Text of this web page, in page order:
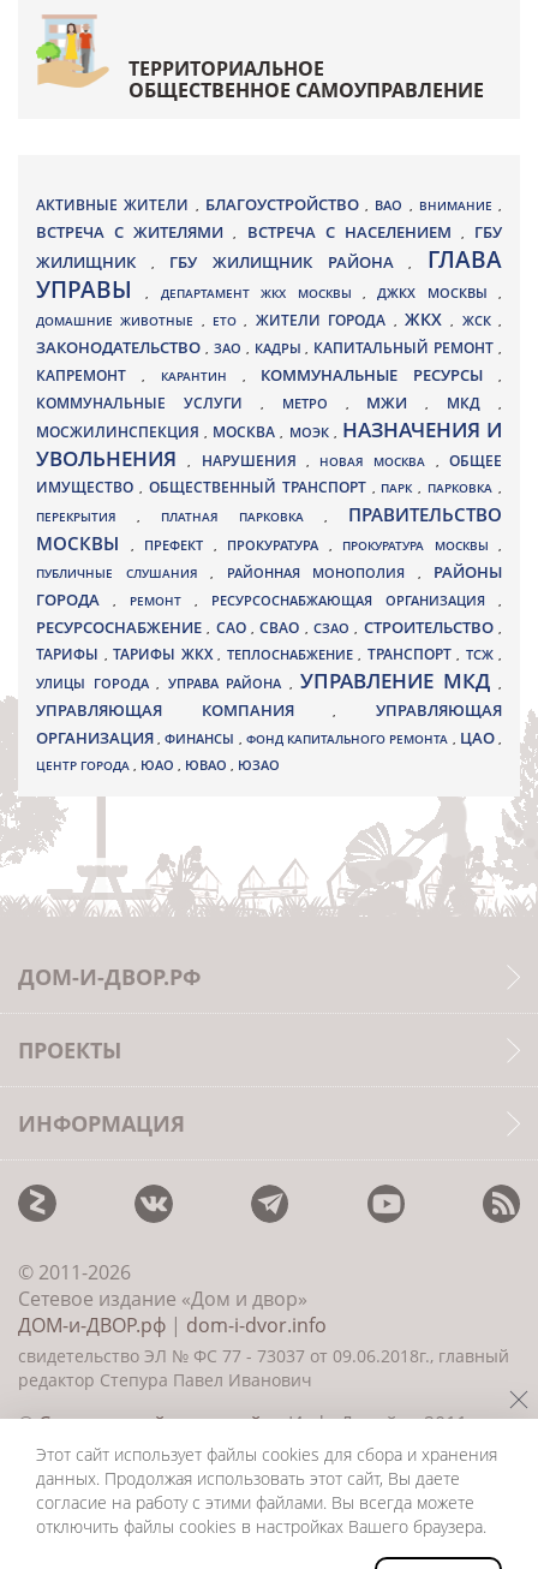
ТЕРРИТОРИАЛЬНОЕ
ОБЩЕСТВЕННОЕ САМОУПРАВЛЕНИЕ
АКТИВНЫЕ ЖИТЕЛИ , БЛАГОУСТРОЙСТВО , ВАО , ВНИМАНИЕ ,
ВСТРЕЧА С ЖИТЕЛЯМИ, ВСТРЕЧА С НАСЕЛЕНИЕМ , ГБУ
ЖИЛИЩНИК
, ГБУ ЖИЛИЩНИК РАЙОНА, ГЛАВА
УПРАВЫ, ДЕПАРТАМЕНТ ЖКХ МОСКВЫ ,ДЖКХ МОСКВЫ ,
ДОМАШНИЕ ЖИВОТНЫЕ , ЕТО, ЖИТЕЛИ ГОРОДА , ЖКХ, ЖСК,
ЗАКОНОДАТЕЛЬСТВО , ЗАО , КАДРЫ, КАПИТАЛЬНЫЙ РЕМОНТ ,
КАПРЕМОНТ , КАРАНТИН , КОММУНАЛЬНЫЕ РЕСУРСЫ,
КОММУНАЛЬНЫЕ УСЛУГИ , МЕТРО , МЖИ, МКД ,
МОСЖИЛИНСПЕКЦИЯ, МОСКВА , МОЭК , НАЗНАЧЕНИЯ И
УВОЛЬНЕНИЯ, НАРУШЕНИЯ , НОВАЯ МОСКВА ,ОБЩЕЕ
ИМУЩЕСТВО , ОБЩЕСТВЕННЫЙ ТРАНСПОРТ , ПАРК, ПАРКОВКА ,
ПЕРЕКРЫТИЯ , ПЛАТНАЯ ПАРКОВКА , ПРАВИТЕЛЬСТВО
МОСКВЫ
, ПРЕФЕКТ , ПРОКУРАТУРА , ПРОКУРАТУРА МОСКВЫ ,
ПУБЛИЧНЫЕ СЛУШАНИЯ , РАЙОННАЯ МОНОПОЛИЯ , РАЙОНЫ
ГОРОДА
, РЕМОНТ , РЕСУРСОСНАБЖАЮЩАЯ ОРГАНИЗАЦИЯ ,
РЕСУРСОСНАБЖЕНИЕ, САО,СВАО ,СЗАО, СТРОИТЕЛЬСТВО,
ТАРИФЫ , ТАРИФЫ ЖКХ , ТЕПЛОСНАБЖЕНИЕ , ТРАНСПОРТ , ТСЖ ,
УЛИЦЫ ГОРОДА , УПРАВА РАЙОНА , УПРАВЛЕНИЕ МКД ,
УПРАВЛЯЮЩАЯ КОМПАНИЯ,УПРАВЛЯЮЩАЯ
ОРГАНИЗАЦИЯ,ФИНАНСЫ , ФОНД КАПИТАЛЬНОГО РЕМОНТА , ЦАО,
ЦЕНТР ГОРОДА , ЮАО , ЮВАО , ЮЗАО
ДОМ-И-ДВОР.РФ
ПРОЕКТЫ
ИНФОРМАЦИЯ
© 2011-2026
Сетевое издание «Дом и двор»
ДОМ-и-ДВОР.рф | dom-i-dvor.info
свидетельство ЭЛ № ФС 77 - 73037 от 09.06.2018г., главный
редактор Степура Павел Иванович
©Создание сайта и дизайн«ИнфоДизайн» 2011—
2026
Этот сайт использует файлы cookies для сбора и хранения
данных. Продолжая использовать этот сайт, Вы даете
согласие на работу с этими файлами. Вы всегда можете
отключить файлы cookies в настройках Вашего браузера.